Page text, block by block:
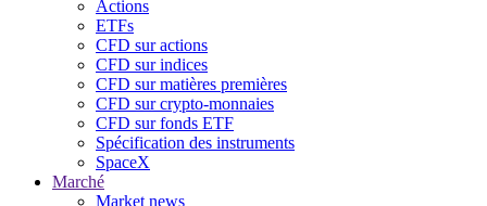
Actions
ETFs
CFD sur actions
CFD sur indices
CFD sur matières premières
CFD sur crypto-monnaies
CFD sur fonds ETF
Spécification des instruments
SpaceX
Marché
Market news